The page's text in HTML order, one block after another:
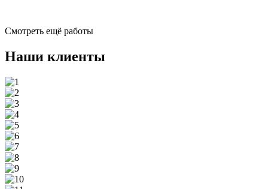
Смотреть ещё работы
Наши клиенты